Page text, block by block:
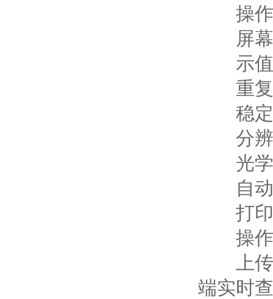
操作
屏幕
示值
重复
稳定
分辨
光学稳
自动
打印
操作
上传
端实时